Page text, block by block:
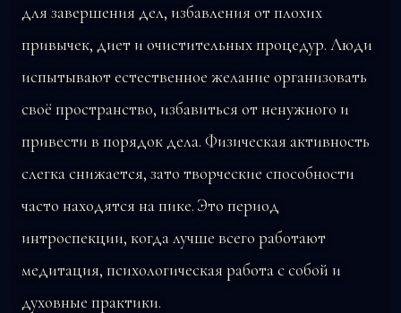
для завершения дел, избавления от плохих
привычек, диет и очистительных процедур. Люди
испытывают естественное желание организовать
своё пространство, избавиться от ненужного и
привести в порядок дела. Физическая активность
слегка снижается, зато творческие способности
часто находятся на пике. Это период
интроспекции, когда лучше всего работают
медитация, психологическая работа с собой и
духовные практики.